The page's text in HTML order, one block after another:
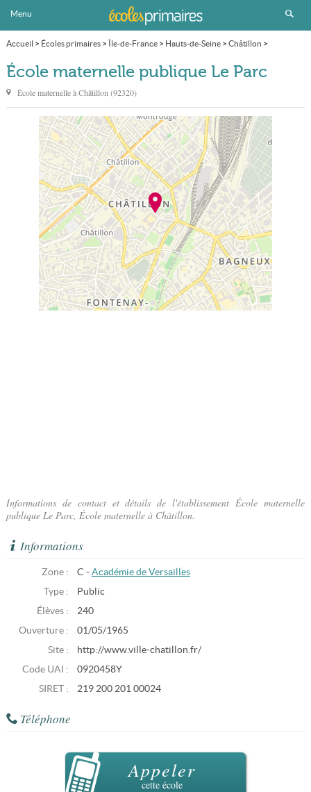
Menu
Accueil > Écoles primaires> Île-de-France> Hauts-de-Seine> Châtillon >
École maternelle publique Le Parc
École maternelle publique Le Parc
École maternelle àChâtillon (92320)
Informations de contact et détails de l'établissement École maternelle
publique Le Parc, École maternelle à Châtillon.
Informations
Zone : C - Académie de Versailles
Type :
Public
Élèves :
240
Ouverture :
01/05/1965
Site :
http://www.ville-chatillon.fr/
Code UAI :
0920458Y
SIRET :
219 200 201 00024
Téléphone
Appeler
cette école